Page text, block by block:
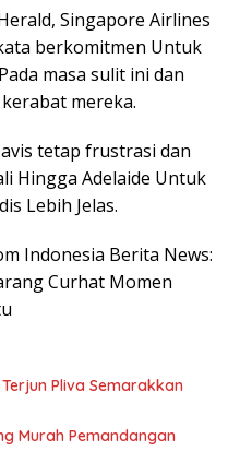
Singapore Airlines
berkomitmen Untuk
masa sulit ini dan
mereka.
tetap frustrasi dan
Hingga Adelaide Untuk
Lebih Jelas.
Indonesia Berita News:
Curhat Momen
Pliva Semarakkan
Murah Pemandangan